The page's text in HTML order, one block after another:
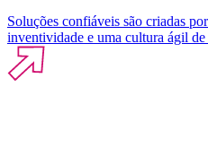
Soluções confiáveis são criadas
inventividade e uma cultura ágil